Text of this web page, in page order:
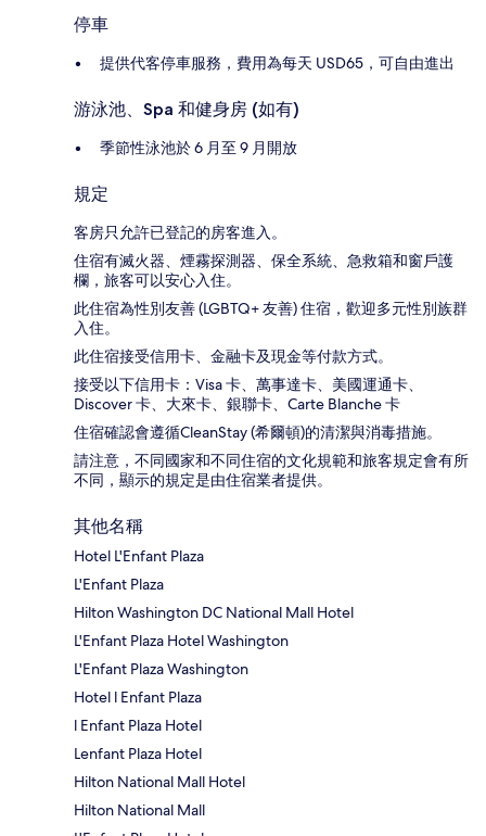
停車
提供代客停車服務，費用為每天 USD65，可自由進出
游泳池、Spa 和健身房 (如有)
季節性泳池於 6 月至 9 月開放
規定
客房只允許已登記的房客進入。
住宿有滅火器、煙霧探測器、保全系統、急救箱和窗戶護
欄，旅客可以安心入住。
此住宿為性別友善 (LGBTQ+ 友善) 住宿，歡迎多元性別族群
入住。
此住宿接受信用卡、金融卡及現金等付款方式。
接受以下信用卡：Visa 卡、萬事達卡、美國運通卡、
Discover 卡、大來卡、銀聯卡、Carte Blanche 卡
住宿確認會遵循CleanStay (希爾頓)的清潔與消毒措施。
請注意，不同國家和不同住宿的文化規範和旅客規定會有所
不同，顯示的規定是由住宿業者提供。
其他名稱
Hotel L'Enfant Plaza
L'Enfant Plaza
Hilton Washington DC National Mall Hotel
L'Enfant Plaza Hotel Washington
L'Enfant Plaza Washington
Hotel l Enfant Plaza
l Enfant Plaza Hotel
Lenfant Plaza Hotel
Hilton National Mall Hotel
Hilton National Mall